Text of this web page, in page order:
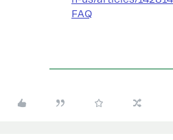
FAQ